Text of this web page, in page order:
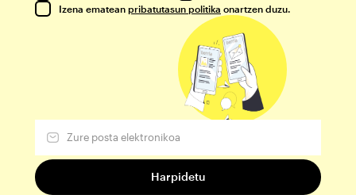
Izena ematean pribatutasun politika onartzen duzu.